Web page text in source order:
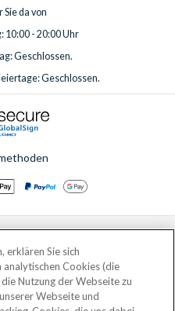
da von
10:00 - 20:00 Uhr
Geschlossen.
Geschlossen.
2002 - 2026
House, 2 Lower Mortlake Road,
TW9 2JA.
of Attraction Tickets LTD, who are
Nos. 3427114 and 3427117.
4390984 and VAT Number
erklären Sie sich
Cookies (die
Nutzung der Webseite zu
Webseite und